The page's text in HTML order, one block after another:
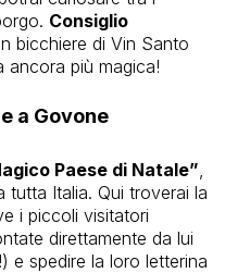
Consiglio
bicchiere di Vin Santo
ancora più magica!
a Govone
Paese di Natale”
tutta Italia. Qui troverai la
i piccoli visitatori
direttamente da lui
e spedire la loro letterina